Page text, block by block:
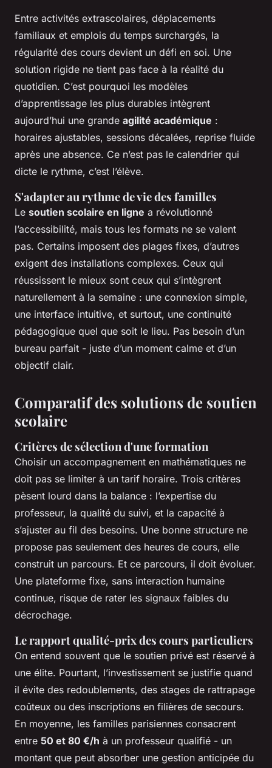
Entre activités extrascolaires, déplacements
familiaux et emplois du temps surchargés, la
régularité des cours devient un défi en soi. Une
solution rigide ne tient pas face à la réalité du
quotidien. C’est pourquoi les modèles
d’apprentissage les plus durables intègrent
aujourd’hui une grande agilité académique :
horaires ajustables, sessions décalées, reprise fluide
après une absence. Ce n’est pas le calendrier qui
dicte le rythme, c’est l’élève.
S'adapter au rythme de vie des familles
Le soutien scolaire en ligne a révolutionné
l’accessibilité, mais tous les formats ne se valent
pas. Certains imposent des plages fixes, d’autres
exigent des installations complexes. Ceux qui
réussissent le mieux sont ceux qui s’intègrent
naturellement à la semaine : une connexion simple,
une interface intuitive, et surtout, une continuité
pédagogique quel que soit le lieu. Pas besoin d’un
bureau parfait - juste d’un moment calme et d’un
objectif clair.
Comparatif des solutions de soutien
scolaire
Critères de sélection d'une formation
Choisir un accompagnement en mathématiques ne
doit pas se limiter à un tarif horaire. Trois critères
pèsent lourd dans la balance : l’expertise du
professeur, la qualité du suivi, et la capacité à
s’ajuster au fil des besoins. Une bonne structure ne
propose pas seulement des heures de cours, elle
construit un parcours. Et ce parcours, il doit évoluer.
Une plateforme fixe, sans interaction humaine
continue, risque de rater les signaux faibles du
décrochage.
Le rapport qualité-prix des cours particuliers
On entend souvent que le soutien privé est réservé à
une élite. Pourtant, l’investissement se justifie quand
il évite des redoublements, des stages de rattrapage
coûteux ou des inscriptions en filières de secours.
En moyenne, les familles parisiennes consacrent
entre 50 et 80 €/h à un professeur qualifié - un
montant que peut absorber une gestion anticipée du